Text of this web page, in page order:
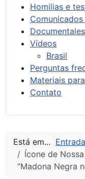
Homilias e
Documentales
Vídeos
Brasil
Perguntas
Materiais
Contato
Está em... Entrada
Ícone de
“Madona Negra